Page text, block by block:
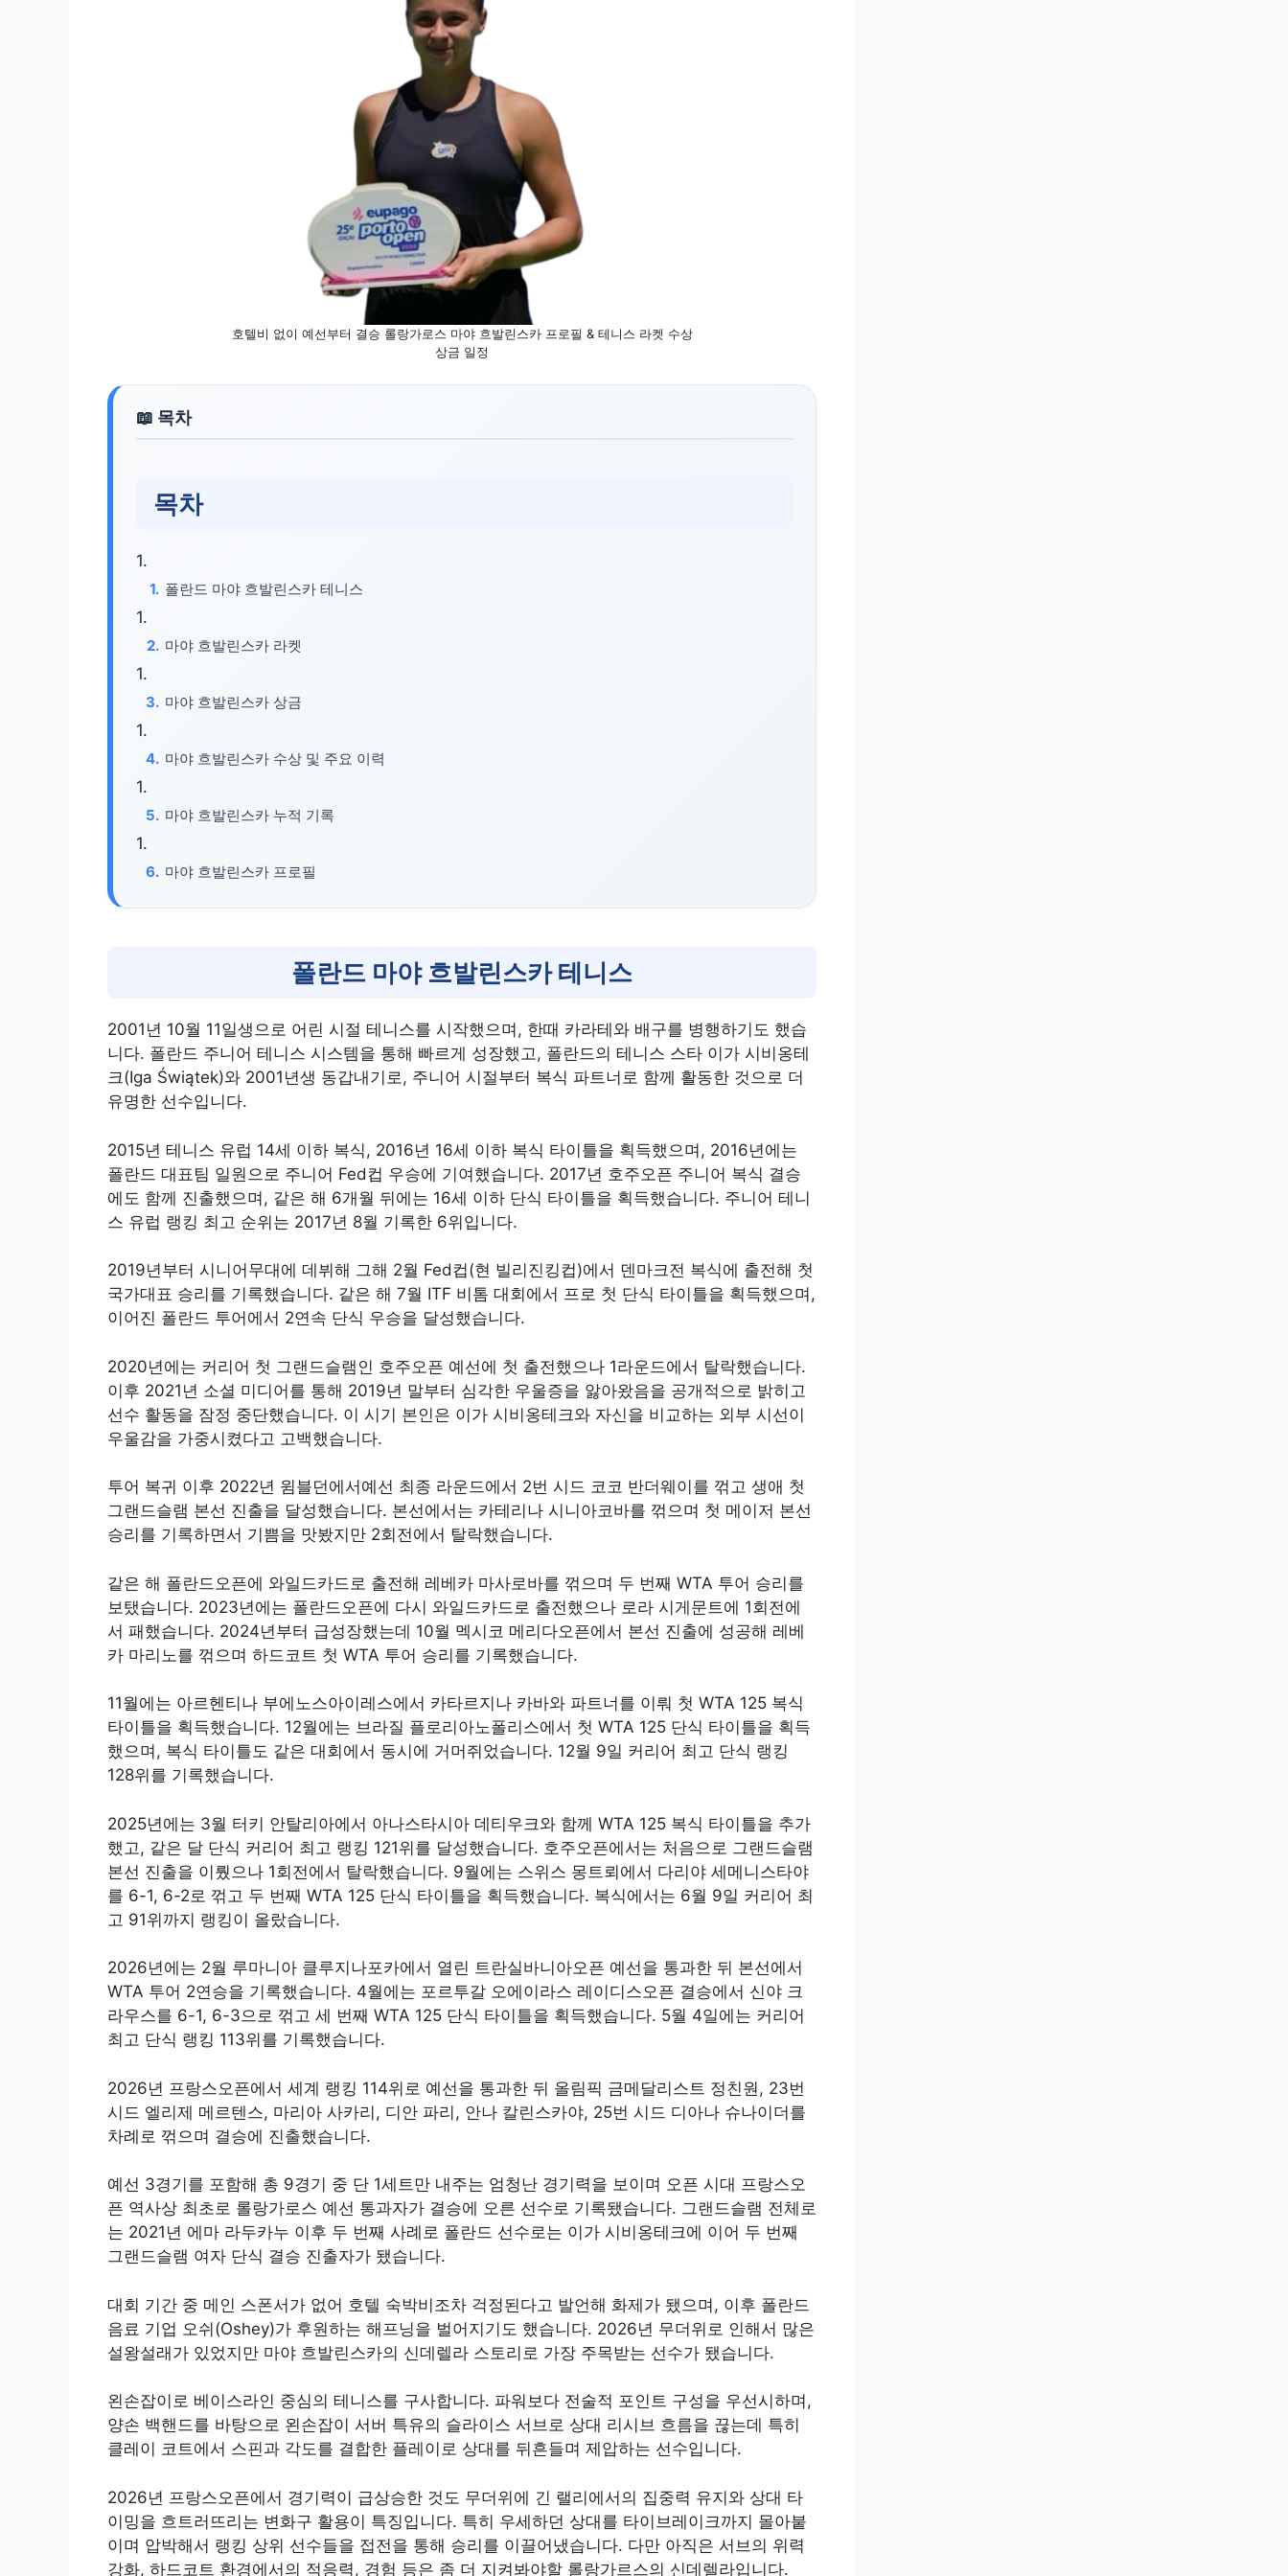
호텔비 없이 예선부터 결승 롤랑가로스 마야 흐발린스카 프로필 & 테니스 라켓 수상
상금 일정
목차
폴란드 마야 흐발린스카 테니스
마야 흐발린스카 라켓
마야 흐발린스카 상금
마야 흐발린스카 수상 및 주요 이력
마야 흐발린스카 누적 기록
마야 흐발린스카 프로필
폴란드 마야 흐발린스카 테니스
2001년 10월 11일생으로 어린 시절 테니스를 시작했으며, 한때 카라테와 배구를 병행하기도 했습
니다. 폴란드 주니어 테니스 시스템을 통해 빠르게 성장했고, 폴란드의 테니스 스타 이가 시비옹테
크(Iga Świątek)와 2001년생 동갑내기로, 주니어 시절부터 복식 파트너로 함께 활동한 것으로 더
유명한 선수입니다.
2015년 테니스 유럽 14세 이하 복식, 2016년 16세 이하 복식 타이틀을 획득했으며, 2016년에는
폴란드 대표팀 일원으로 주니어 Fed컵 우승에 기여했습니다. 2017년 호주오픈 주니어 복식 결승
에도 함께 진출했으며, 같은 해 6개월 뒤에는 16세 이하 단식 타이틀을 획득했습니다. 주니어 테니
스 유럽 랭킹 최고 순위는 2017년 8월 기록한 6위입니다.
2019년부터 시니어무대에 데뷔해 그해 2월 Fed컵(현 빌리진킹컵)에서 덴마크전 복식에 출전해 첫
국가대표 승리를 기록했습니다. 같은 해 7월 ITF 비톰 대회에서 프로 첫 단식 타이틀을 획득했으며,
이어진 폴란드 투어에서 2연속 단식 우승을 달성했습니다.
2020년에는 커리어 첫 그랜드슬램인 호주오픈 예선에 첫 출전했으나 1라운드에서 탈락했습니다.
이후 2021년 소셜 미디어를 통해 2019년 말부터 심각한 우울증을 앓아왔음을 공개적으로 밝히고
선수 활동을 잠정 중단했습니다. 이 시기 본인은 이가 시비옹테크와 자신을 비교하는 외부 시선이
우울감을 가중시켰다고 고백했습니다.
투어 복귀 이후 2022년 윔블던에서예선 최종 라운드에서 2번 시드 코코 반더웨이를 꺾고 생애 첫
그랜드슬램 본선 진출을 달성했습니다. 본선에서는 카테리나 시니아코바를 꺾으며 첫 메이저 본선
승리를 기록하면서 기쁨을 맛봤지만 2회전에서 탈락했습니다.
같은 해 폴란드오픈에 와일드카드로 출전해 레베카 마사로바를 꺾으며 두 번째 WTA 투어 승리를
보탰습니다. 2023년에는 폴란드오픈에 다시 와일드카드로 출전했으나 로라 시게문트에 1회전에
서 패했습니다. 2024년부터 급성장했는데 10월 멕시코 메리다오픈에서 본선 진출에 성공해 레베
카 마리노를 꺾으며 하드코트 첫 WTA 투어 승리를 기록했습니다.
11월에는 아르헨티나 부에노스아이레스에서 카타르지나 카바와 파트너를 이뤄 첫 WTA 125 복식
타이틀을 획득했습니다. 12월에는 브라질 플로리아노폴리스에서 첫 WTA 125 단식 타이틀을 획득
했으며, 복식 타이틀도 같은 대회에서 동시에 거머쥐었습니다. 12월 9일 커리어 최고 단식 랭킹
128위를 기록했습니다.
2025년에는 3월 터키 안탈리아에서 아나스타시아 데티우크와 함께 WTA 125 복식 타이틀을 추가
했고, 같은 달 단식 커리어 최고 랭킹 121위를 달성했습니다. 호주오픈에서는 처음으로 그랜드슬램
본선 진출을 이뤘으나 1회전에서 탈락했습니다. 9월에는 스위스 몽트뢰에서 다리야 세메니스타야
를 6-1, 6-2로 꺾고 두 번째 WTA 125 단식 타이틀을 획득했습니다. 복식에서는 6월 9일 커리어 최
고 91위까지 랭킹이 올랐습니다.
2026년에는 2월 루마니아 클루지나포카에서 열린 트란실바니아오픈 예선을 통과한 뒤 본선에서
WTA 투어 2연승을 기록했습니다. 4월에는 포르투갈 오에이라스 레이디스오픈 결승에서 신야 크
라우스를 6-1, 6-3으로 꺾고 세 번째 WTA 125 단식 타이틀을 획득했습니다. 5월 4일에는 커리어
최고 단식 랭킹 113위를 기록했습니다.
2026년 프랑스오픈에서 세계 랭킹 114위로 예선을 통과한 뒤 올림픽 금메달리스트 정친원, 23번
시드 엘리제 메르텐스, 마리아 사카리, 디안 파리, 안나 칼린스카야, 25번 시드 디아나 슈나이더를
차례로 꺾으며 결승에 진출했습니다.
예선 3경기를 포함해 총 9경기 중 단 1세트만 내주는 엄청난 경기력을 보이며 오픈 시대 프랑스오
픈 역사상 최초로 롤랑가로스 예선 통과자가 결승에 오른 선수로 기록됐습니다. 그랜드슬램 전체로
는 2021년 에마 라두카누 이후 두 번째 사례로 폴란드 선수로는 이가 시비옹테크에 이어 두 번째
그랜드슬램 여자 단식 결승 진출자가 됐습니다.
대회 기간 중 메인 스폰서가 없어 호텔 숙박비조차 걱정된다고 발언해 화제가 됐으며, 이후 폴란드
음료 기업 오쉬(Oshey)가 후원하는 해프닝을 벌어지기도 했습니다. 2026년 무더위로 인해서 많은
설왕설래가 있었지만 마야 흐발린스카의 신데렐라 스토리로 가장 주목받는 선수가 됐습니다.
왼손잡이로 베이스라인 중심의 테니스를 구사합니다. 파워보다 전술적 포인트 구성을 우선시하며,
양손 백핸드를 바탕으로 왼손잡이 서버 특유의 슬라이스 서브로 상대 리시브 흐름을 끊는데 특히
클레이 코트에서 스핀과 각도를 결합한 플레이로 상대를 뒤흔들며 제압하는 선수입니다.
2026년 프랑스오픈에서 경기력이 급상승한 것도 무더위에 긴 랠리에서의 집중력 유지와 상대 타
이밍을 흐트러뜨리는 변화구 활용이 특징입니다. 특히 우세하던 상대를 타이브레이크까지 몰아붙
이며 압박해서 랭킹 상위 선수들을 접전을 통해 승리를 이끌어냈습니다. 다만 아직은 서브의 위력
강화, 하드코트 환경에서의 적응력, 경험 등은 좀 더 지켜봐야할 롤랑가르스의 신데렐라입니다.